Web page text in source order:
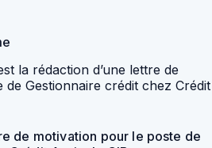
la rédaction d’une lettre de
Gestionnaire crédit chez Crédit
de motivation pour le poste de